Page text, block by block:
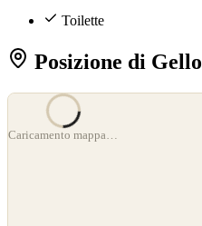
Toilette
Posizione di Gello
OpenStreetMap
©CARTO
Caricamento mappa…